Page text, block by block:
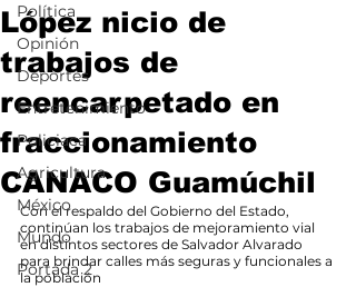
Política
Opinión
Deportes
Entretenimiento
Policiaca
Agricultura
México
Mundo
Portada 2
López nicio de
trabajos de
reencarpetado en
fraccionamiento
CANACO Guamúchil
Con el respaldo del Gobierno del Estado,
continúan los trabajos de mejoramiento vial
en distintos sectores de Salvador Alvarado
para brindar calles más seguras y funcionales a
la población